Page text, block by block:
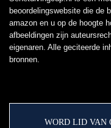
beoordelingswebsite die de
amazon en u op de hoogte
afbeeldingen zijn
eigenaren. Alle geciteerde
bronnen.
WORD LID VAN